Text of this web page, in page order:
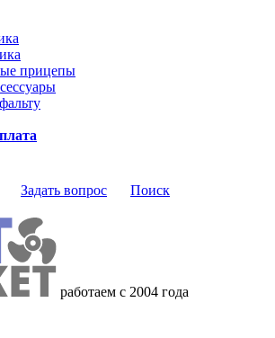
прицепы
Задать вопрос Поиск
работаем с 2004 года